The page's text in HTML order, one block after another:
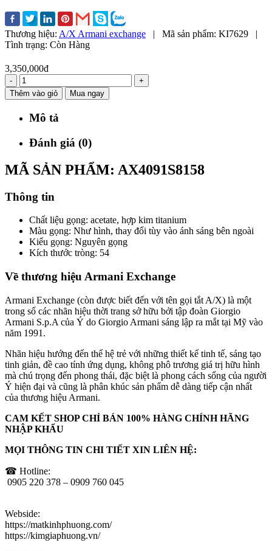
Thương hiệu: A/X Armani exchange | Mã sản phẩm: KI7629
|
Tình trạng: Còn Hàng
3,350,000đ
-
+
Thêm vào giỏ
Mua ngay
Mô tả
Đánh giá (0)
MÃ SẢN PHẨM: AX4091S8158
Thông tin
Chất liệu gọng: acetate, hợp kim titanium
Màu gọng: Như hình, thay đổi tùy vào ánh sáng bên ngoài
Kiểu gọng: Nguyên gọng
Kích thước tròng: 54
Về thương hiệu Armani Exchange
Armani Exchange (còn được biết đến với tên gọi tắt A/X) là một
trong số các nhãn hiệu thời trang sở hữu bởi tập đoàn Giorgio
Armani S.p.A của Ý do Giorgio Armani sáng lập ra mắt tại Mỹ vào
năm 1991.
Nhãn hiệu hướng đến thế hệ trẻ với những thiết kế tinh tế, sáng tạo
tinh giản, đề cao tính ứng dụng, không phô trương giá trị hữu hình
mà chú trọng đến phong thái, đặc biệt là phong cách sống của người
Ý hiện đại và cũng là phân khúc sản phẩm dễ dàng tiếp cận nhất
của thương hiệu Armani.
CAM KẾT SHOP CHỈ BÁN 100% HÀNG CHÍNH HÃNG
NHẬP KHẨU
MỌI THÔNG TIN CHI TIẾT XIN LIÊN HỆ:
☎ Hotline:
0905 220 378 – 0909 760 045
Webside:
https://matkinhphuong.com/
https://kimgiaphuong.vn/